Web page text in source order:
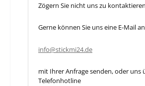
Zögern Sie nicht uns zu
Gerne können Sie uns eine E-Mail an
info@stickmi24.de
mit Ihrer Anfrage senden, oder uns
Telefonhotline